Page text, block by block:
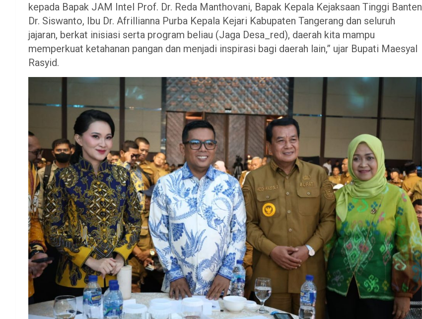
kepada Bapak JAM Intel Prof. Dr. Reda Manthovani, Bapak Kepala Kejaksaan Tinggi Banten
Dr. Siswanto, Ibu Dr. Afrillianna Purba Kepala Kejari Kabupaten Tangerang dan seluruh
jajaran, berkat inisiasi serta program beliau (Jaga Desa_red), daerah kita mampu
memperkuat ketahanan pangan dan menjadi inspirasi bagi daerah lain,” ujar Bupati Maesyal
Rasyid.